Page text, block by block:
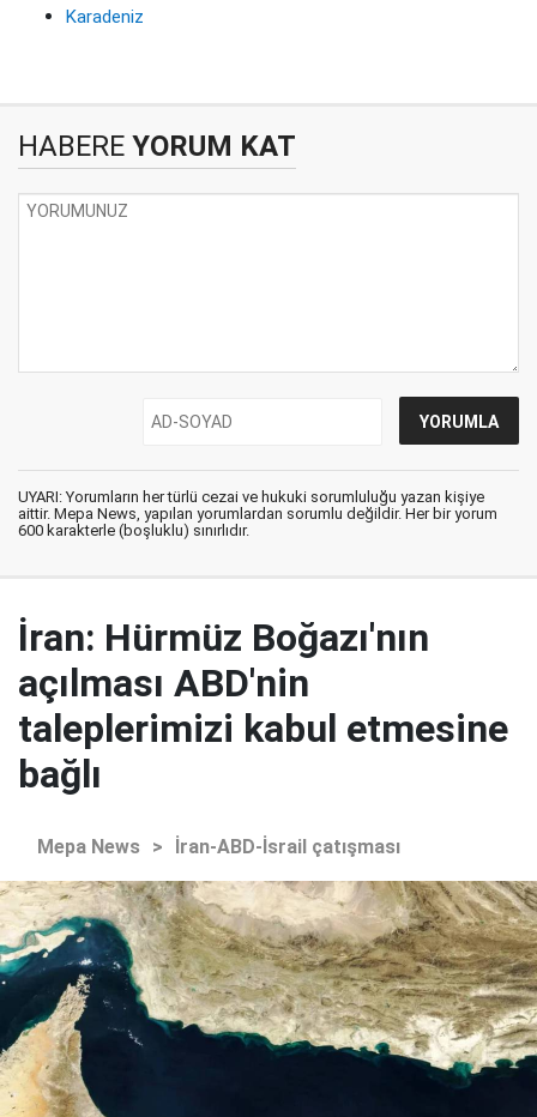
Karadeniz
HABERE YORUM KAT
UYARI: Yorumların her türlü cezai ve hukuki sorumluluğu yazan kişiye
aittir. Mepa News, yapılan yorumlardan sorumlu değildir. Her bir yorum
600 karakterle (boşluklu) sınırlıdır.
İran: Hürmüz Boğazı'nın
açılması ABD'nin
taleplerimizi kabul etmesine
bağlı
Mepa News > İran-ABD-İsrail çatışması